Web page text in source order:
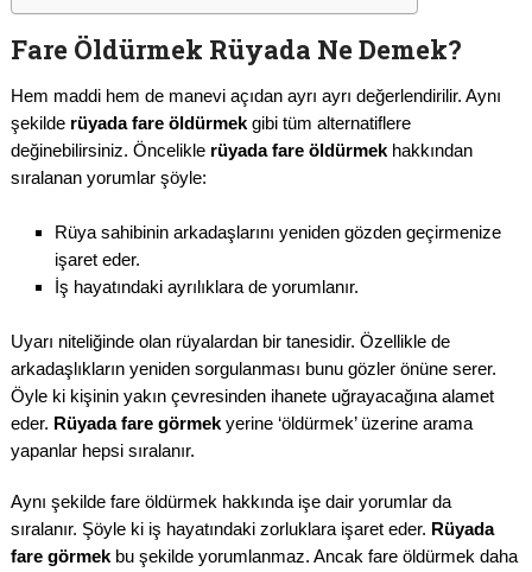
Fare Öldürmek Rüyada Ne Demek?
Hem maddi hem de manevi açıdan ayrı ayrı değerlendirilir. Aynı
şekilde rüyada fare öldürmek gibi tüm alternatiflere
değinebilirsiniz. Öncelikle rüyada fare öldürmek hakkından
sıralanan yorumlar şöyle:
Rüya sahibinin arkadaşlarını yeniden gözden geçirmenize
işaret eder.
İş hayatındaki ayrılıklara de yorumlanır.
Uyarı niteliğinde olan rüyalardan bir tanesidir. Özellikle de
arkadaşlıkların yeniden sorgulanması bunu gözler önüne serer.
Öyle ki kişinin yakın çevresinden ihanete uğrayacağına alamet
eder. Rüyada fare görmek yerine ‘öldürmek’ üzerine arama
yapanlar hepsi sıralanır.
Aynı şekilde fare öldürmek hakkında işe dair yorumlar da
sıralanır. Şöyle ki iş hayatındaki zorluklara işaret eder. Rüyada
fare görmek bu şekilde yorumlanmaz. Ancak fare öldürmek daha